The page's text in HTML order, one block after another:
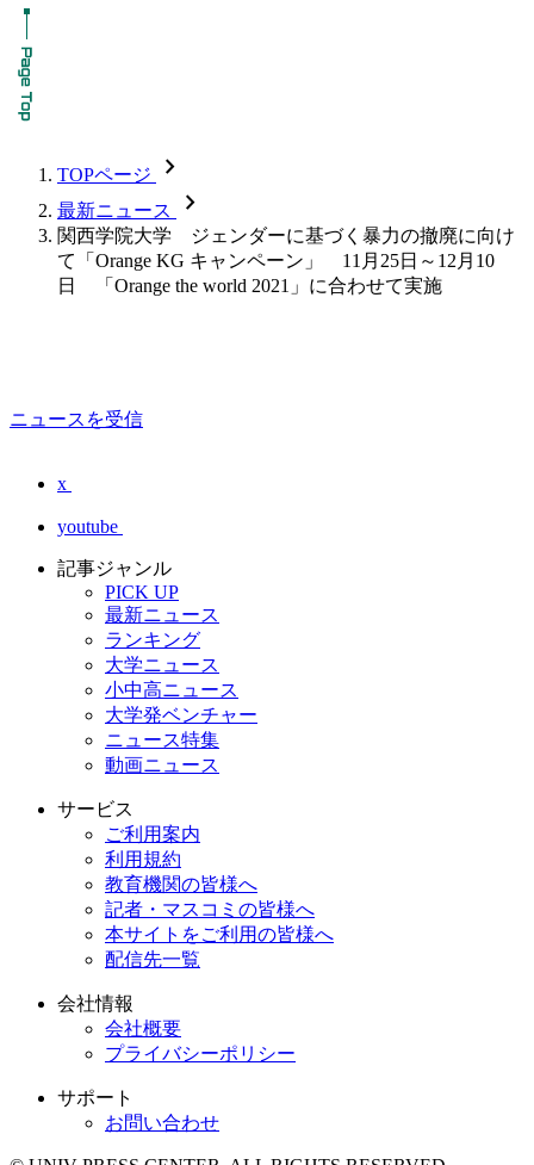
TOPページ chevron_forward
最新ニュース chevron_forward
関西学院大学 ジェンダーに基づく暴力の撤廃に向け
て「Orange KG キャンペーン」 11月25日～12月10
日 「Orange the world 2021」に合わせて実施
ニュースを受信
x
youtube
記事ジャンル
PICK UP
最新ニュース
ランキング
大学ニュース
小中高ニュース
大学発ベンチャー
ニュース特集
動画ニュース
サービス
ご利用案内
利用規約
教育機関の皆様へ
記者・マスコミの皆様へ
本サイトをご利用の皆様へ
配信先一覧
会社情報
会社概要
プライバシーポリシー
サポート
お問い合わせ